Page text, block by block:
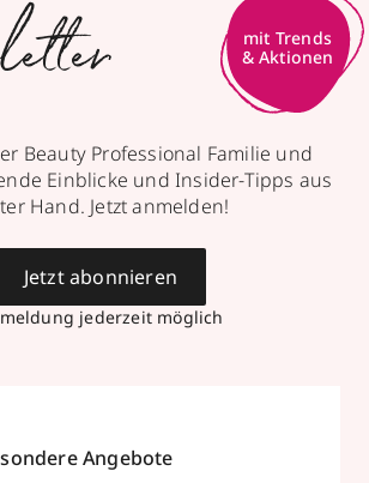
mit Trends
& Aktionen
Beauty Professional Familie und
Einblicke und Insider-Tipps aus
Hand. Jetzt anmelden!
jederzeit möglich
Jetzt abonnieren
Angebote